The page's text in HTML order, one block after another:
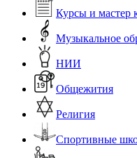
Курсы и мастер
Музыкальное
НИИ
Общежития
Религия
Спортивные